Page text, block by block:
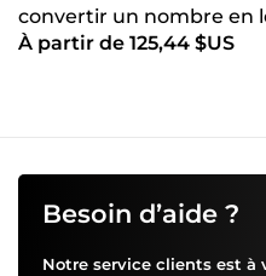
convertir un nombre en
À partir de 125,44 $US
Besoin d’aide ?
Notre service clients est à